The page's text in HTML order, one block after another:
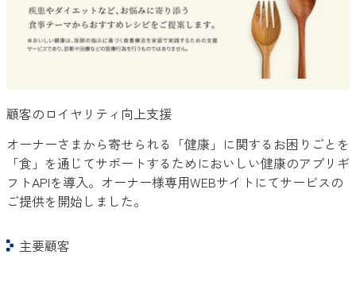
顧客のロイヤリティ向上支援
オーナーさまから寄せられる「健康」に関するお困りごとを
「食」を通じてサポートするためにおいしい健康のアプリギ
フトAPIを導入。オーナー様専用WEBサイトにてサービスの
ご提供を開始しました。
主要顧客